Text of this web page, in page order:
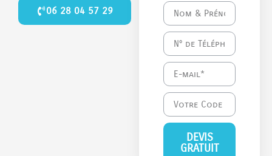
06 28 04 57 29
DEVIS
GRATUIT